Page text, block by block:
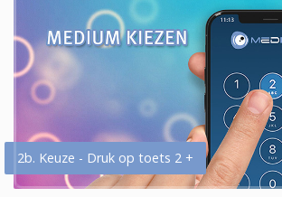
2b. Keuze - Druk op toets 2 +